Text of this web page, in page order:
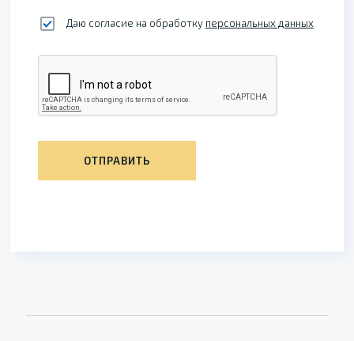
Даю согласие на обработку персональных данных
ОТПРАВИТЬ